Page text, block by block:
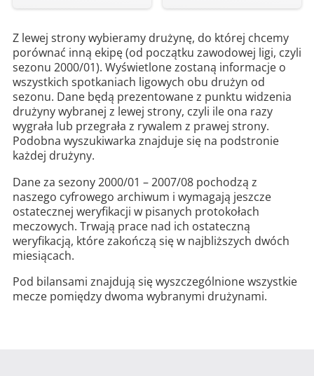
Z lewej strony wybieramy drużynę, do której chcemy
porównać inną ekipę (od początku zawodowej ligi, czyli
sezonu 2000/01). Wyświetlone zostaną informacje o
wszystkich spotkaniach ligowych obu drużyn od
sezonu. Dane będą prezentowane z punktu widzenia
drużyny wybranej z lewej strony, czyli ile ona razy
wygrała lub przegrała z rywalem z prawej strony.
Podobna wyszukiwarka znajduje się na podstronie
każdej drużyny.
Dane za sezony 2000/01 – 2007/08 pochodzą z
naszego cyfrowego archiwum i wymagają jeszcze
ostatecznej weryfikacji w pisanych protokołach
meczowych. Trwają prace nad ich ostateczną
weryfikacją, które zakończą się w najbliższych dwóch
miesiącach.
Pod bilansami znajdują się wyszczególnione wszystkie
mecze pomiędzy dwoma wybranymi drużynami.